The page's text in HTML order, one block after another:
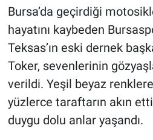
Bursa’da geçirdiği
hayatını kaybeden
Teksas’ın eski dernek
Toker, sevenlerinin
verildi. Yeşil beyaz
yüzlerce taraftarın akın
duygu dolu anlar yaşandı.
Yaşam
Spor
Nöbetçi Eczaneler